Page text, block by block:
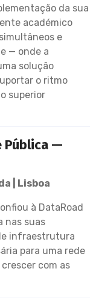
da sua
académico
e
— onde a
solução
o ritmo
superior
Pública —
| Lisboa
à DataRoad
nas suas
infraestrutura
para uma rede
com as